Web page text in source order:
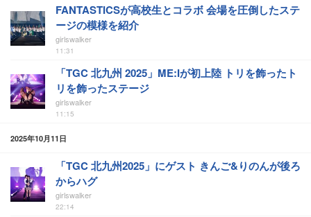
FANTASTICSが高校生とコラボ 会場を圧倒したステ
ージの模様を紹介
girlswalker
11:31
「TGC 北九州 2025」ME:Iが初上陸 トリを飾ったト
リを飾ったステージ
girlswalker
11:15
2025年10月11日
「TGC 北九州2025」にゲスト きんご&りのんが後ろ
からハグ
girlswalker
22:14